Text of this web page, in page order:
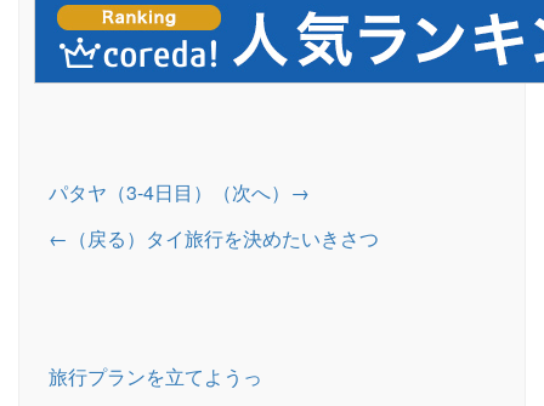
パタヤ（3-4日目）（次へ）→
←（戻る）タイ旅行を決めたいきさつ
旅行プランを立てようっ